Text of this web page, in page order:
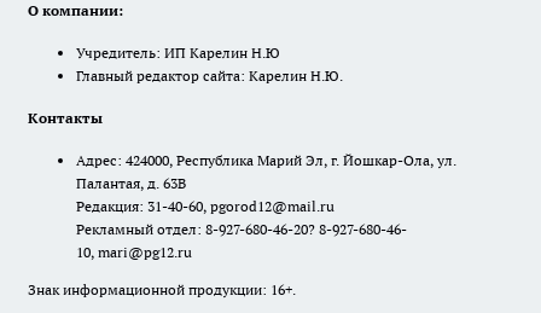
О компании:
Учредитель: ИП Карелин Н.Ю
Главный редактор сайта: Карелин Н.Ю.
Контакты
Адрес: 424000, Республика Марий Эл, г. Йошкар-Ола, ул.
Палантая, д. 63В
Редакция: 31-40-60, pgorod12@mail.ru
Рекламный отдел: 8-927-680-46-20? 8-927-680-46-
10, mari@pg12.ru
Знак информационной продукции: 16+.